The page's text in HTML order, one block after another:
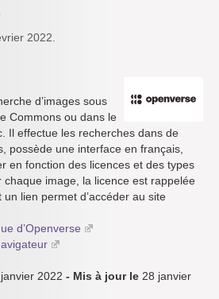
2022.
d’images sous
Commons ou dans le
Il effectue les recherches dans de
possède une interface en français,
en fonction des licences et des types
chaque image, la licence est rappelée
un lien permet d’accéder au site
d’Openverse
2022 - Mis à jour le 28 janvier